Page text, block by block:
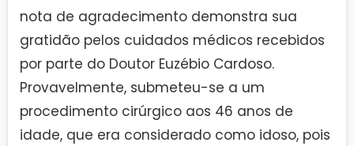
nota de agradecimento demonstra sua
gratidão pelos cuidados médicos recebidos
por parte do Doutor Euzébio Cardoso.
Provavelmente, submeteu-se a um
procedimento cirúrgico aos 46 anos de
idade, que era considerado como idoso, pois